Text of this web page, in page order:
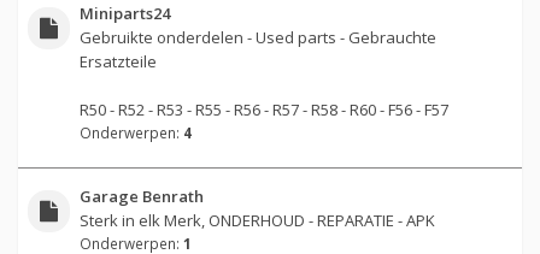
Miniparts24
Gebruikte onderdelen - Used parts - Gebrauchte
Ersatzteile
R50 - R52 - R53 - R55 - R56 - R57 - R58 - R60 - F56 - F57
Onderwerpen: 4
Garage Benrath
Sterk in elk Merk, ONDERHOUD - REPARATIE - APK
Onderwerpen: 1